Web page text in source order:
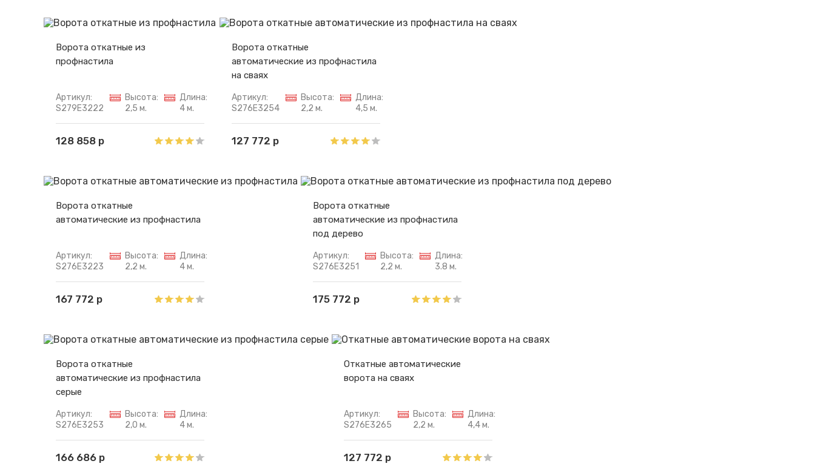
Ворота откатные из
профнастила
Артикул:
S279E3222
Высота:
2,5 м.
Длина:
4 м.
128 858 р
Ворота откатные
автоматические из профнастила
на сваях
Артикул:
S276E3254
Высота:
2,2 м.
Длина:
4,5 м.
127 772 р
Ворота откатные
автоматические из профнастила
Артикул:
S276E3223
Высота:
2,2 м.
Длина:
4 м.
167 772 р
Ворота откатные
автоматические из профнастила
под дерево
Артикул:
S276E3251
Высота:
2,2 м.
Длина:
3.8 м.
175 772 р
Ворота откатные
автоматические из профнастила
серые
Артикул:
S276E3253
Высота:
2,0 м.
Длина:
4 м.
166 686 р
Откатные автоматические
ворота на сваях
Артикул:
S276E3265
Высота:
2,2 м.
Длина:
4,4 м.
127 772 р